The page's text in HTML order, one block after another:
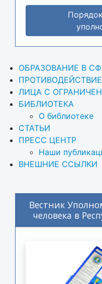
ОБРАЗОВАНИЕ В
ЛИЦА С
БИБЛИОТЕКА
О библиотеке
СТАТЬИ
ПРЕСС ЦЕНТР
Наши
ВНЕШНИЕ ССЫЛКИ
Вестник
человека в